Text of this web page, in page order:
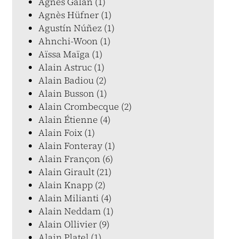
Agnès Hüfner (1)
Agustín Núñez (1)
Ahnchi-Woon (1)
Aïssa Maïga (1)
Alain Astruc (1)
Alain Badiou (2)
Alain Busson (1)
Alain Crombecque (2)
Alain Étienne (4)
Alain Foix (1)
Alain Fonteray (1)
Alain Françon (6)
Alain Girault (21)
Alain Knapp (2)
Alain Milianti (4)
Alain Neddam (1)
Alain Ollivier (9)